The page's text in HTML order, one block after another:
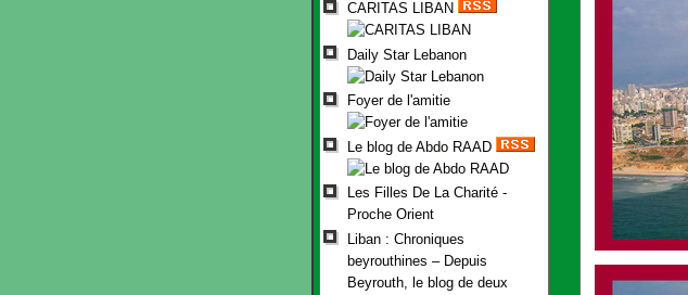
CARITAS LIBAN
Daily Star Lebanon
Foyer de l'amitie
Le blog de Abdo RAAD
Les Filles De La Charité -
Proche Orient
Liban : Chroniques
beyrouthines – Depuis
Beyrouth, le blog de deux